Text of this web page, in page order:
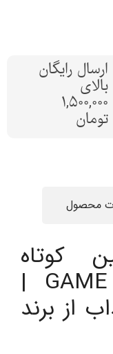
ارسال رایگان
بالای
1,500,000
تومان
محصول
کوتاه
پسرانه طرح GAME ON |
از برند